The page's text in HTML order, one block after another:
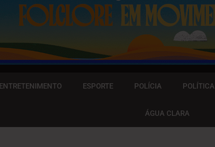
ENTRETENIMENTO ESPORTE POLÍCIA POLÍTICA
ÁGUA CLARA